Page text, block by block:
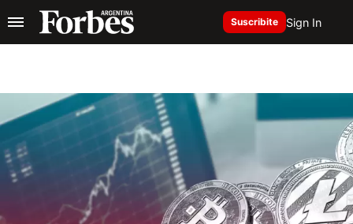
Suscribite Sign In